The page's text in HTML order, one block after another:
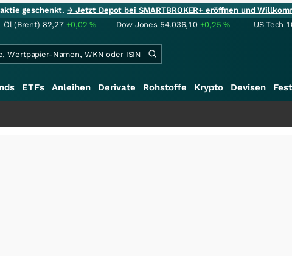
geschenkt.→ Jetzt Depot bei SMARTBROKER+ eröffnen und
Öl (Brent) 82,27 +0,02% Dow Jones 54.036,10 +0,25% US Tech
ETFs Anleihen Derivate Rohstoffe Krypto Devisen